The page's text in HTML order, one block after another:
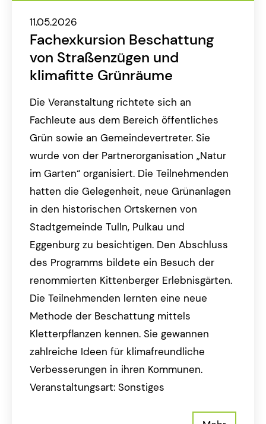
11.05.2026
Fachexkursion Beschattung
von Straßenzügen und
klimafitte Grünräume
Die Veranstaltung richtete sich an
Fachleute aus dem Bereich öffentliches
Grün sowie an Gemeindevertreter. Sie
wurde von der Partnerorganisation „Natur
im Garten“ organisiert. Die Teilnehmenden
hatten die Gelegenheit, neue Grünanlagen
in den historischen Ortskernen von
Stadtgemeinde Tulln, Pulkau und
Eggenburg zu besichtigen. Den Abschluss
des Programms bildete ein Besuch der
renommierten Kittenberger Erlebnisgärten.
Die Teilnehmenden lernten eine neue
Methode der Beschattung mittels
Kletterpflanzen kennen. Sie gewannen
zahlreiche Ideen für klimafreundliche
Verbesserungen in ihren Kommunen.
Veranstaltungsart: Sonstiges